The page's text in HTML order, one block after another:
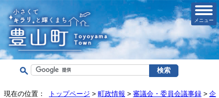
メニュー
現在の位置： トップページ > 町政情報 > 審議会・委員会議事録 > 企